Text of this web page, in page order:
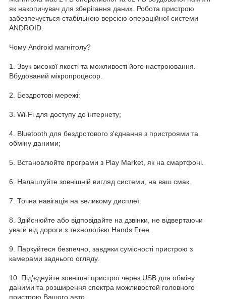
як накопичувач для зберігання даних. Робота пристрою
забезпечується стабільною версією операційної системи
ANDROID.
Чому Android магнітолу?
1. Звук високої якості та можливості його настроювання.
Вбудований мікропроцесор.
2. Бездротові мережі:
3. Wi-Fi для доступу до інтернету;
4. Bluetooth для бездротового з'єднання з пристроями та
обміну даними;
5. Встановлюйте програми з Play Market, як на смартфоні.
6. Налаштуйте зовнішній вигляд системи, на ваш смак.
7. Точна навігація на великому дисплеї.
8. Здійснюйте або відповідайте на дзвінки, не відвертаючи
уваги від дороги з технологією Hands Free.
9. Паркуйтеся безпечно, завдяки сумісності пристрою з
камерами заднього огляду.
10. Під'єднуйте зовнішні пристрої через USB для обміну
даними та розширення спектра можливостей головного
пристрою Вашого авто.